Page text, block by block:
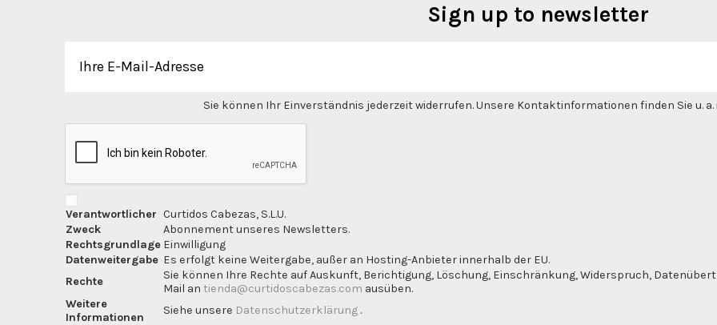
Sign up to newsletter
Sie können Ihr Einverständnis jederzeit widerrufen. Unsere Kontaktinformationen finden Sie u.
Verantwortlicher Curtidos Cabezas, S.L.U.
Zweck
Abonnement unseres Newsletters.
Rechtsgrundlage Einwilligung
Datenweitergabe Es erfolgt keine Weitergabe, außer an Hosting-Anbieter innerhalb der EU.
Rechte
Sie können Ihre Rechte auf Auskunft, Berichtigung, Löschung, Einschränkung, Widerspruch,
Mail an tienda@curtidoscabezas.com ausüben.
Weitere
Informationen
Siehe unsere Datenschutzerklärung .